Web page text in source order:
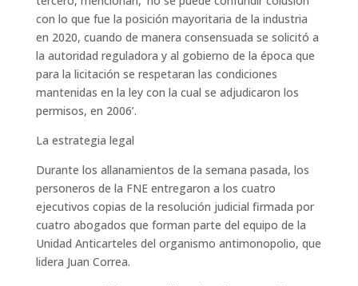
con lo que fue la posición mayoritaria de la industria
en 2020, cuando de manera consensuada se solicitó a
la autoridad reguladora y al gobierno de la época que
para la licitación se respetaran las condiciones
mantenidas en la ley con la cual se adjudicaron los
permisos, en 2006’.
La estrategia legal
Durante los allanamientos de la semana pasada, los
personeros de la FNE entregaron a los cuatro
ejecutivos copias de la resolución judicial firmada por
cuatro abogados que forman parte del equipo de la
Unidad Anticarteles del organismo antimonopolio, que
lidera Juan Correa.